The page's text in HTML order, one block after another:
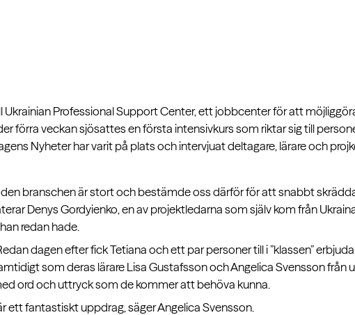
Professional Support Center, ett jobbcenter för att
förra veckan sjösattes en första intensivkurs som riktar sig till
Nyheter har varit på plats och intervjuat deltagare, lärare och
branschen är stort och bestämde oss därför för att snabbt
Denys Gordyienko, en av projektledarna som själv kom från
redan hade.
dagen efter fick Tetiana och ett par personer till i ”klassen”
som deras lärare Lisa Gustafsson och Angelica Svensson
ord och uttryck som de kommer att behöva kunna.
ett fantastiskt uppdrag, säger Angelica Svensson.